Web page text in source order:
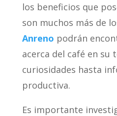
los beneficios que
son muchos más de
Anreno podrán
acerca del café en su
curiosidades hasta
productiva.
Es importante